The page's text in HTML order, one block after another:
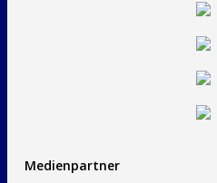
Medienpartner